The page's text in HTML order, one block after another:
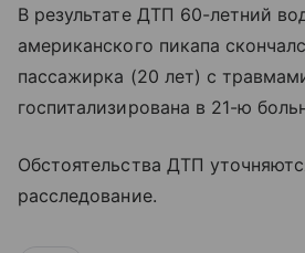
В результате ДТП 60-летний
американского пикапа
пассажирка (20 лет) с
госпитализирована в 21-ю
Обстоятельства ДТП
расследование.